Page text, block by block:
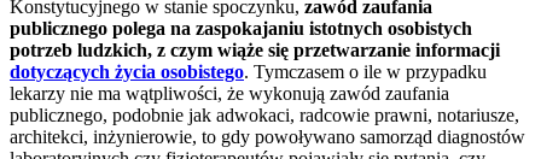
Konstytucyjnego w stanie spoczynku, zawód zaufania
publicznego polega na zaspokajaniu istotnych osobistych
potrzeb ludzkich, z czym wiąże się przetwarzanie informacji
dotyczących życia osobistego. Tymczasem o ile w przypadku
lekarzy nie ma wątpliwości, że wykonują zawód zaufania
publicznego, podobnie jak adwokaci, radcowie prawni, notariusze,
architekci, inżynierowie, to gdy powoływano samorząd diagnostów